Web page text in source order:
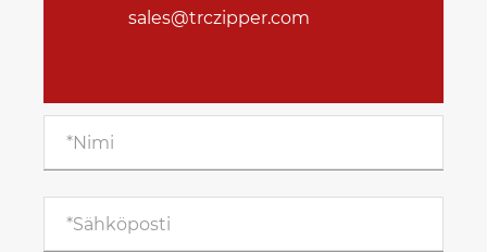
sales@trczipper.com